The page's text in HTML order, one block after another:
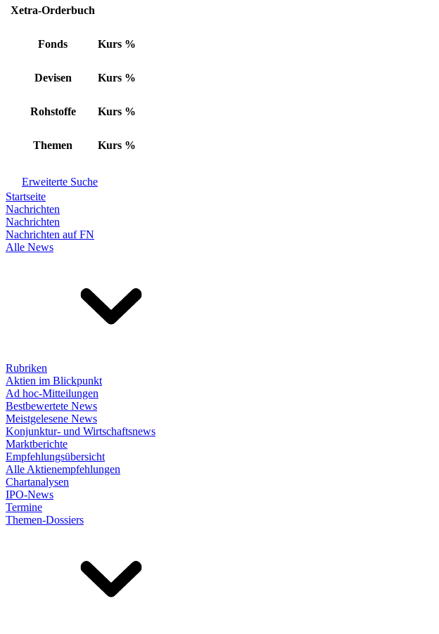
Xetra-Orderbuch
Fonds Kurs %
Devisen Kurs %
Rohstoffe Kurs %
Themen Kurs %
Erweiterte Suche
Startseite
Nachrichten
Nachrichten
Nachrichten auf FN
Alle News
Rubriken
Aktien im Blickpunkt
Ad hoc-Mitteilungen
Bestbewertete News
Meistgelesene News
Konjunktur- und Wirtschaftsnews
Marktberichte
Empfehlungsübersicht
Alle Aktienempfehlungen
Chartanalysen
IPO-News
Termine
Themen-Dossiers